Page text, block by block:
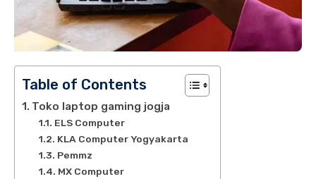
Table of Contents
Toko laptop gaming jogja
ELS Computer
KLA Computer Yogyakarta
Pemmz
MX Computer